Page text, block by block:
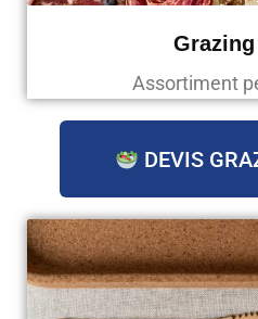
Assortiment
DEVIS